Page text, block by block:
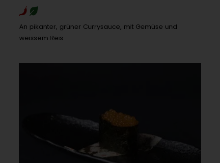
An pikanter, grüner Currysauce, mit Gemüse und
weissem Reis